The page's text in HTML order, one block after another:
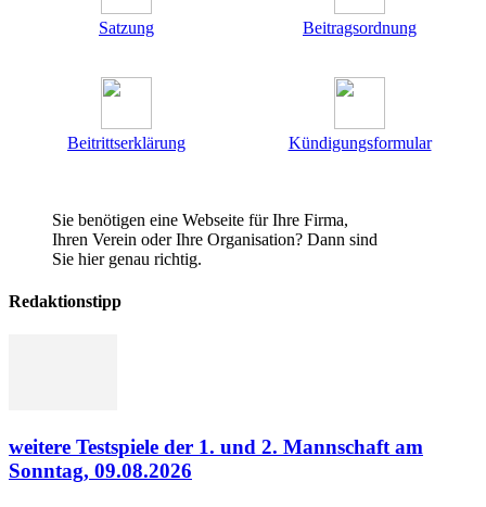
Satzung Beitragsordnung
Beitrittserklärung Kündigungsformular
Sie benötigen eine Webseite für Ihre Firma,
Ihren Verein oder Ihre Organisation? Dann sind
Sie hier genau richtig.
Redaktionstipp
weitere Testspiele der 1. und 2. Mannschaft am
Sonntag, 09.08.2026